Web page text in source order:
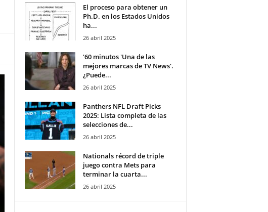
El proceso para obtener un
Ph.D. en los Estados Unidos
ha...
26 abril 2025
'60 minutos 'Una de las
mejores marcas de TV News'.
¿Puede...
26 abril 2025
Panthers NFL Draft Picks
2025: Lista completa de las
selecciones de...
26 abril 2025
Nationals récord de triple
juego contra Mets para
terminar la cuarta...
26 abril 2025